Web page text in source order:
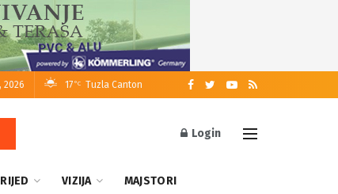
2026 17 °C Tuzla Canton
Login
VIZIJA MAJSTORI